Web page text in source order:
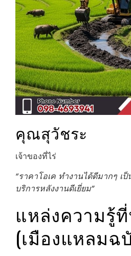
คุณสุวัชระ
เจ้าของที่ไร่
“ราคาโอเค ทำงานได้ดีมากๆ เ
บริการหลังงานดีเยี่ยม”
แหล่งความรู้
(เมืองแหลมฉ